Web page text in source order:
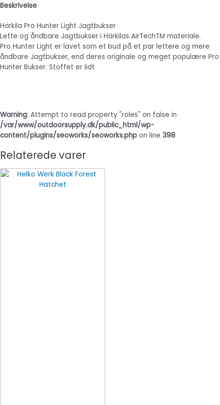
Beskrivelse
Härkila Pro Hunter Light Jagtbukser
Lette og åndbare Jagtbukser i Härkilas AirTechTM materiale.
Pro Hunter Light er lavet som et bud på et par lettere og mere
åndbare Jagtbukser, end deres originale og meget populære Pro
Hunter Bukser. Stoffet er lidt
Warning: Attempt to read property "roles" on false in
/var/www/outdoorsupply.dk/public_html/wp-
content/plugins/seoworks/seoworks.php on line 398
Relaterede varer